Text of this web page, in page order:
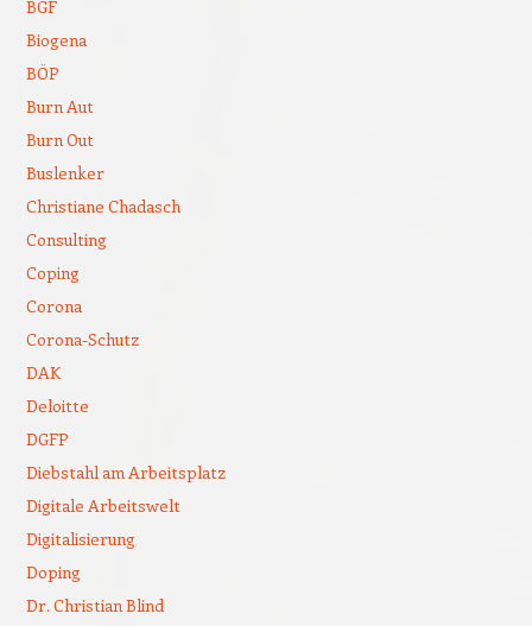
BGF
Biogena
BÖP
Burn Aut
Burn Out
Buslenker
Christiane Chadasch
Consulting
Coping
Corona
Corona-Schutz
DAK
Deloitte
DGFP
Diebstahl am Arbeitsplatz
Digitale Arbeitswelt
Digitalisierung
Doping
Dr. Christian Blind